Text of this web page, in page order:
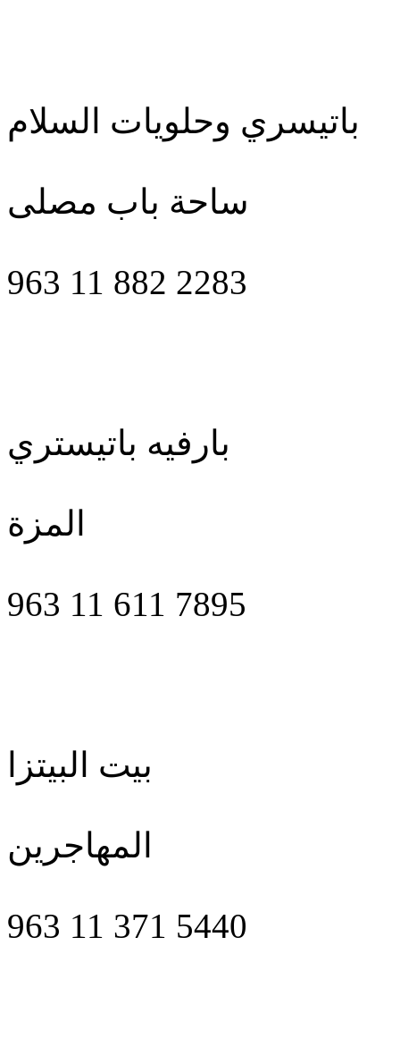
باتيسري وحلويات السلام
ساحة باب مصلى
963 11 882 2283
بارفيه باتيستري
المزة
963 11 611 7895
بيت البيتزا
المهاجرين
963 11 371 5440